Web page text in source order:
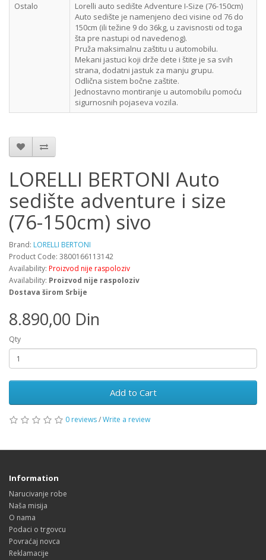
Ostalo
Lorelli auto sedište Adventure I-Size (76-150cm)
Auto sedište je namenjeno deci visine od 76 do
150cm (ili težine 9 do 36kg, u zavisnosti od toga
šta pre nastupi od navedenog).
Pruža maksimalnu zaštitu u automobilu.
Mekani jastuci koji drže dete i štite je sa svih
strana, dodatni jastuk za manju grupu.
Odlična sistem bočne zaštite.
Jednostavno montiranje u automobilu pomoću
sigurnosnih pojaseva vozila.
LORELLI BERTONI Auto
sedište adventure i size
(76-150cm) sivo
Brand: LORELLI BERTONI
Product Code: 3800166113142
Availability: Proizvod nije raspoloziv
Availability: Proizvod nije raspoloziv
Dostava širom Srbije
8.890,00 Din
Qty
Add to Cart
0 reviews/Write a review
Information
Narucivanje robe
Naša misija
O nama
Podaci o trgovcu
Povraćaj novca
Reklamacije